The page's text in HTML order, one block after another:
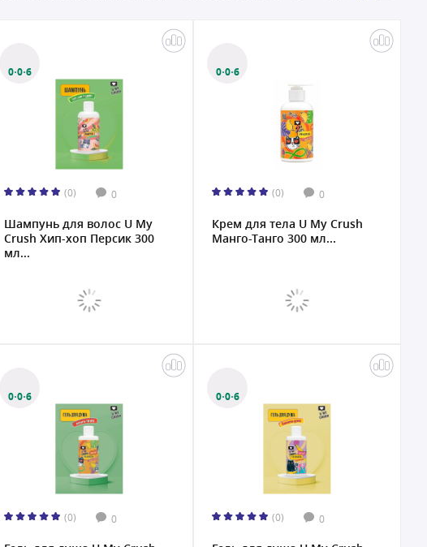
0·0·6
(0) 0
Шампунь для волос U My
Crush Хип-хоп Персик 300
мл...
0·0·6
(0) 0
Крем для тела U My Crush
Манго-Танго 300 мл...
0·0·6
(0) 0
0·0·6
(0) 0